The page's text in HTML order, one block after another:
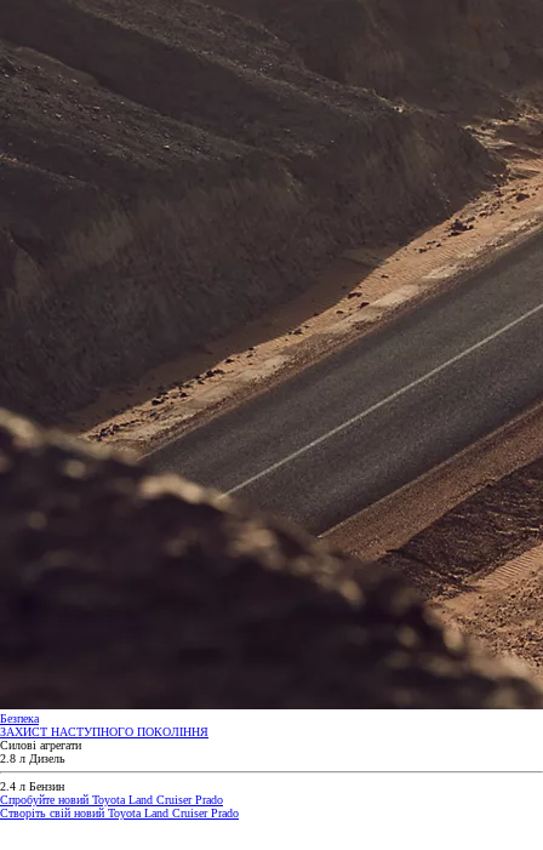
Безпека
ЗАХИСТ НАСТУПНОГО ПОКОЛІННЯ
Силові агрегати
2.8 л Дизель
2.4 л Бензин
Спробуйте новий Toyota Land Cruiser Prado
Створіть свій новий Toyota Land Cruiser Prado